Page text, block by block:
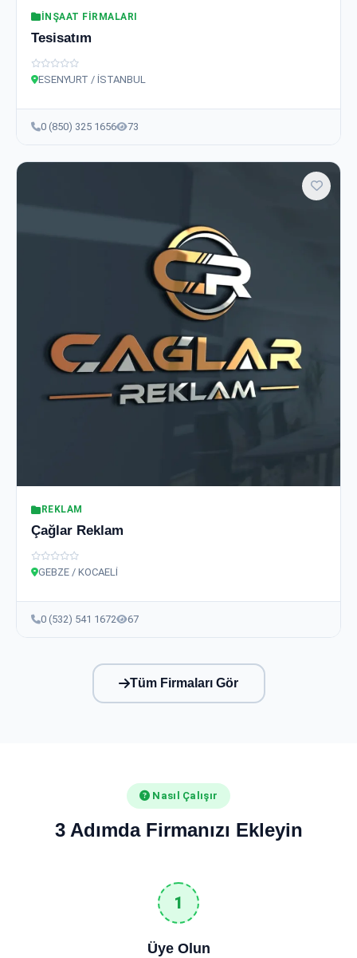
İNŞAAT FIRMALARI
Tesisatım
ESENYURT / İSTANBUL
0 (850) 325 1656 73
REKLAM
Çağlar Reklam
GEBZE / KOCAELİ
0 (532) 541 1672 67
Tüm Firmaları Gör
Nasıl Çalışır
3 Adımda Firmanızı Ekleyin
Üye Olun